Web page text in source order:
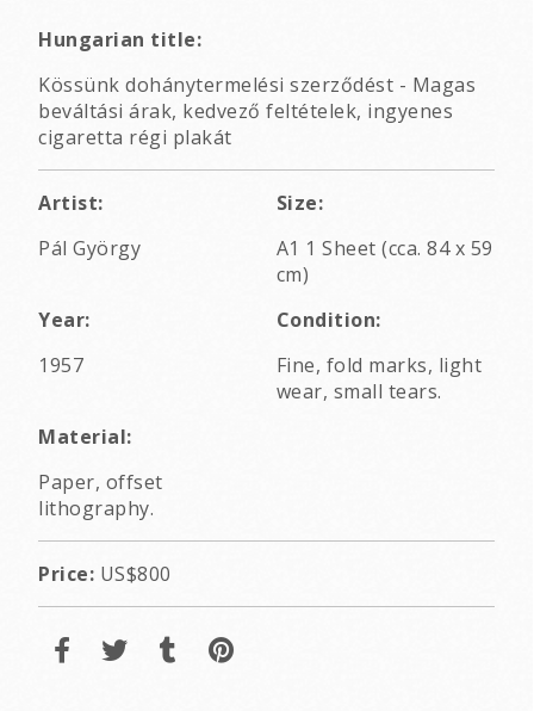
Hungarian title:
Kössünk dohánytermelési szerződést - Magas
beváltási árak, kedvező feltételek, ingyenes
cigaretta régi plakát
Artist:
Pál György
Size:
A1 1 Sheet (cca. 84 x 59
cm)
Year:
1957
Condition:
Fine, fold marks, light
wear, small tears.
Material:
Paper, offset
lithography.
Price: US$800